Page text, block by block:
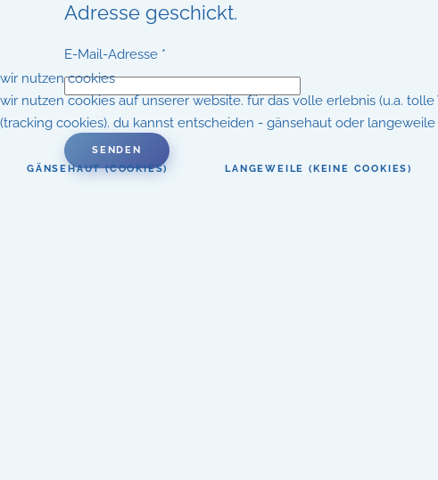
Adresse geschickt.
E-Mail-Adresse *
SENDEN
wir nutzen cookies
wir nutzen cookies auf unserer website. für das volle erlebnis (u.a.
(tracking cookies). du kannst entscheiden - gänsehaut oder langeweile
GÄNSEHAUT (COOKIES) LANGEWEILE (KEINE COOKIES)